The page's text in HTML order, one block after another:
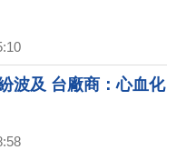
波及 台廠商：心血化